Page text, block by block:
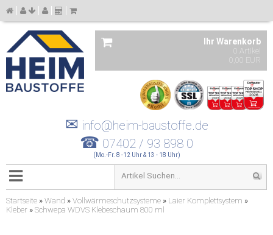
Ihr Warenkorb
0 Artikel
0,00 EUR
✉ info@heim-baustoffe.de
☎ 07402 / 93 898 0
(Mo.-Fr. 8 -12 Uhr & 13 - 18 Uhr)
Startseite » Wand » Vollwärmeschutzsysteme » Laier Komplettsystem »
Kleber » Schwepa WDVS Klebeschaum 800 ml